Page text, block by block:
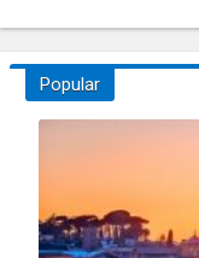
Popular